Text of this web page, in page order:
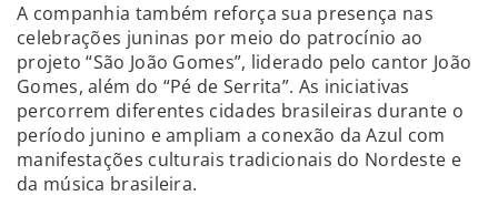
A companhia também reforça sua presença nas
celebrações juninas por meio do patrocínio ao
projeto “São João Gomes”, liderado pelo cantor João
Gomes, além do “Pé de Serrita”. As iniciativas
percorrem diferentes cidades brasileiras durante o
período junino e ampliam a conexão da Azul com
manifestações culturais tradicionais do Nordeste e
da música brasileira.